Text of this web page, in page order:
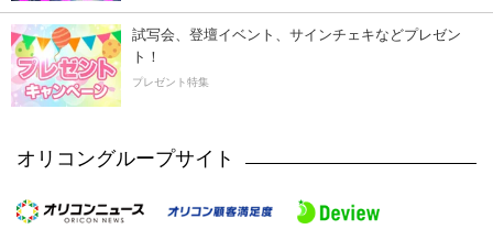
試写会、登壇イベント、サインチェキなどプレゼン
ト！
プレゼント特集
オリコングループサイト